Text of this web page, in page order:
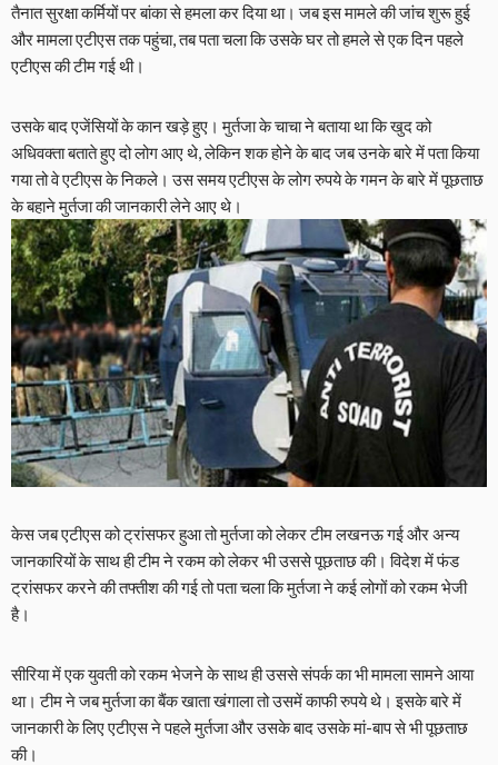
तैनात सुरक्षा कर्मियों पर बांका से हमला कर दिया था। जब इस मामले की जांच शुरू हुई
और मामला एटीएस तक पहुंचा, तब पता चला कि उसके घर तो हमले से एक दिन पहले
एटीएस की टीम गई थी।
उसके बाद एजेंसियों के कान खड़े हुए। मुर्तजा के चाचा ने बताया था कि खुद को
अधिवक्ता बताते हुए दो लोग आए थे, लेकिन शक होने के बाद जब उनके बारे में पता किया
गया तो वे एटीएस के निकले। उस समय एटीएस के लोग रुपये के गमन के बारे में पूछताछ
के बहाने मुर्तजा की जानकारी लेने आए थे।
केस जब एटीएस को ट्रांसफर हुआ तो मुर्तजा को लेकर टीम लखनऊ गई और अन्य
जानकारियों के साथ ही टीम ने रकम को लेकर भी उससे पूछताछ की। विदेश में फंड
ट्रांसफर करने की तफ्तीश की गई तो पता चला कि मुर्तजा ने कई लोगों को रकम भेजी
है।
सीरिया में एक युवती को रकम भेजने के साथ ही उससे संपर्क का भी मामला सामने आया
था। टीम ने जब मुर्तजा का बैंक खाता खंगाला तो उसमें काफी रुपये थे। इसके बारे में
जानकारी के लिए एटीएस ने पहले मुर्तजा और उसके बाद उसके मां-बाप से भी पूछताछ
की।